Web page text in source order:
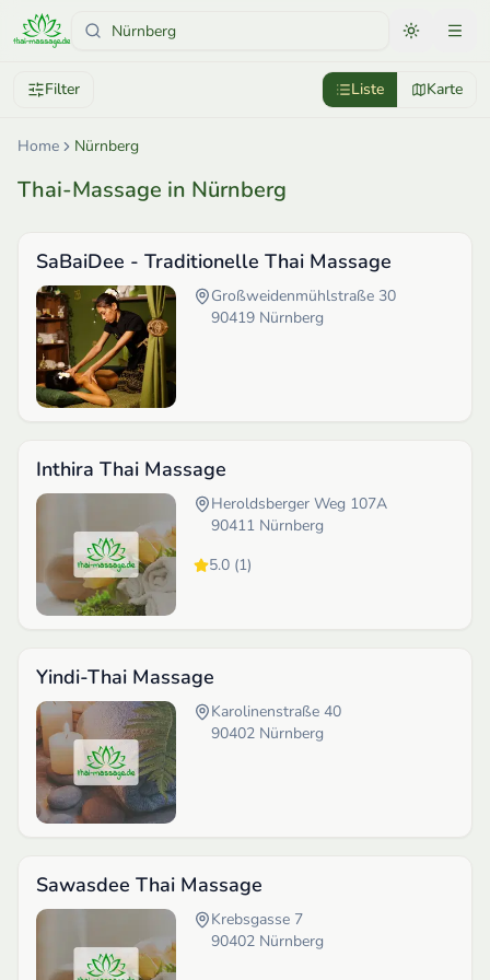
Filter Liste Karte
Home Nürnberg
Thai-Massage in Nürnberg
SaBaiDee - Traditionelle Thai Massage
Großweidenmühlstraße 30
90419 Nürnberg
Inthira Thai Massage
Heroldsberger Weg 107A
90411 Nürnberg
5.0 (1)
Yindi-Thai Massage
Karolinenstraße 40
90402 Nürnberg
Sawasdee Thai Massage
Krebsgasse 7
90402 Nürnberg